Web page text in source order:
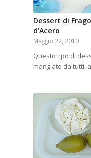
Dessert di
d’Acero
Maggio 22, 2010
Questo tipo di
mangiato da tutti,